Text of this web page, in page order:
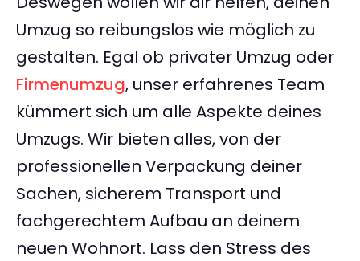
Umzug so reibungslos wie möglich zu
gestalten. Egal ob privater Umzug oder
Firmenumzug, unser erfahrenes Team
kümmert sich um alle Aspekte deines
Umzugs. Wir bieten alles, von der
professionellen Verpackung deiner
Sachen, sicherem Transport und
fachgerechtem Aufbau an deinem
neuen Wohnort. Lass den Stress des